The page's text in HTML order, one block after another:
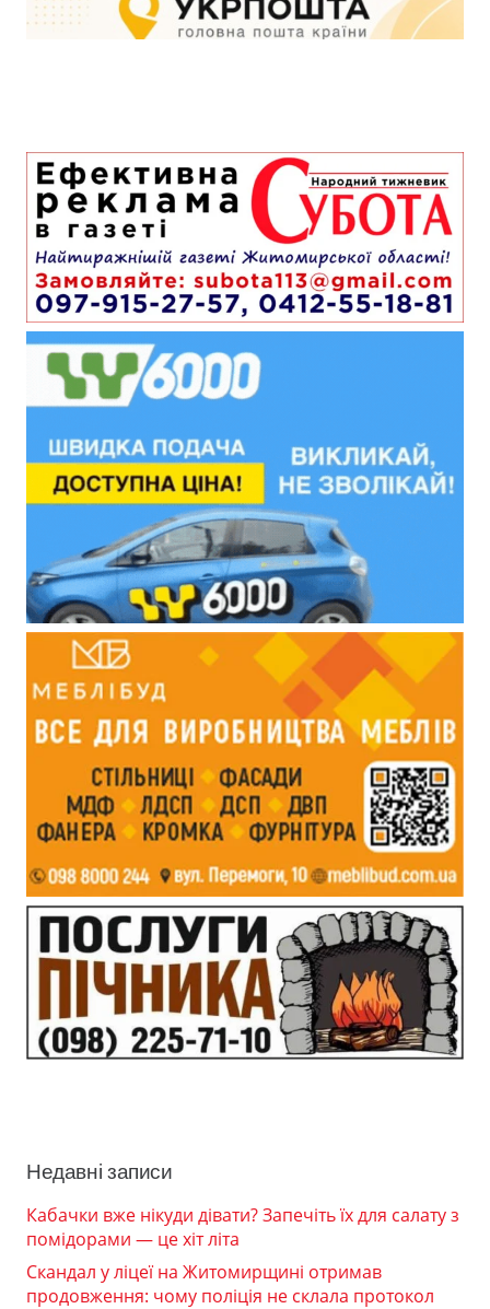
Недавні записи
Кабачки вже нікуди дівати? Запечіть їх для салату з
помідорами — це хіт літа
Скандал у ліцеї на Житомирщині отримав
продовження: чому поліція не склала протокол